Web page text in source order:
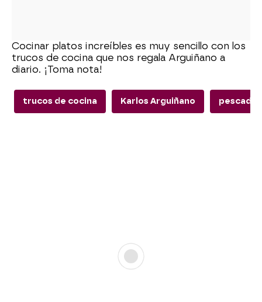
Cocinar platos increíbles es muy sencillo con los
trucos de cocina que nos regala Arguiñano a
diario. ¡Toma nota!
trucos de cocina Karlos Arguiñano pescado